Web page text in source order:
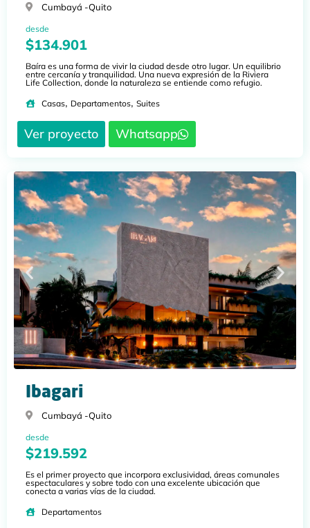
Cumbayá -Quito
desde
$134.901
Baíra es una forma de vivir la ciudad desde otro lugar. Un equilibrio
entre cercanía y tranquilidad. Una nueva expresión de la Riviera
Life Collection, donde la naturaleza se entiende como refugio.
Casas, Departamentos, Suites
Ver proyecto Whatsapp
Ibagari
Cumbayá -Quito
desde
$219.592
Es el primer proyecto que incorpora exclusividad, áreas comunales
espectaculares y sobre todo con una excelente ubicación que
conecta a varias vías de la ciudad.
Departamentos